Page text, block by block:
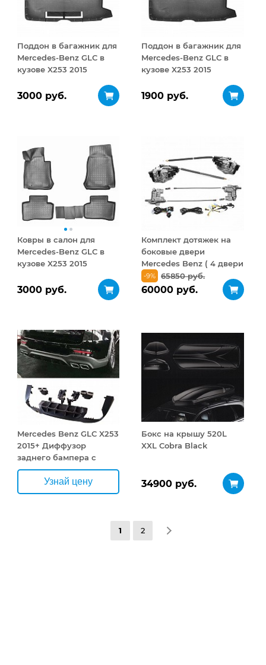
Поддон в багажник для
Mercedes-Benz GLC в
кузове X253 2015
3000 руб.
Поддон в багажник для
Mercedes-Benz GLC в
кузове X253 2015
1900 руб.
Ковры в салон для
Mercedes-Benz GLC в
кузове X253 2015
3000 руб.
Комплект дотяжек на
боковые двери
Mercedes Benz ( 4 двери
) Type 165850 руб.
-9%
60000 руб.
Mercedes Benz GLC X253
2015+ Диффузор
заднего бампера с
насадками GLC63 AMG (
для а/м AMG )
Узнай цену
Бокс на крышу 520L
XXL Cobra Black
34900 руб.
1 2